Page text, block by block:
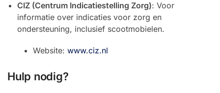
CIZ (Centrum Indicatiestelling Zorg): Voor
informatie over indicaties voor zorg en
ondersteuning, inclusief scootmobielen.
Website: www.ciz.nl
Hulp nodig?